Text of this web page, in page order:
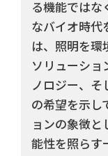
る機能ではな
なバイオ時代
は、照明を環
ソリューショ
ノロジー、そ
の希望を示し
ョンの象徴
能性を照らす